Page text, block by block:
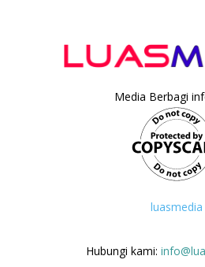
Media Berbagi
luasmedia
Hubungi kami: